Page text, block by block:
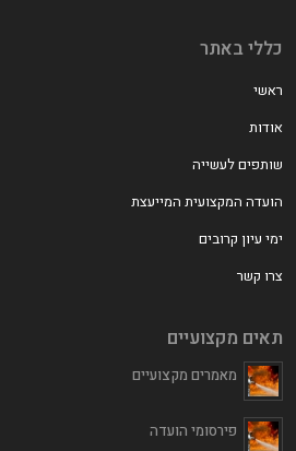
כללי באתר
ראשי
אודות
שותפים לעשייה
הועדה המקצועית המייעצת
ימי עיון קרובים
צרו קשר
תאים מקצועיים
מאמרים מקצועיים
פירסומי הועדה